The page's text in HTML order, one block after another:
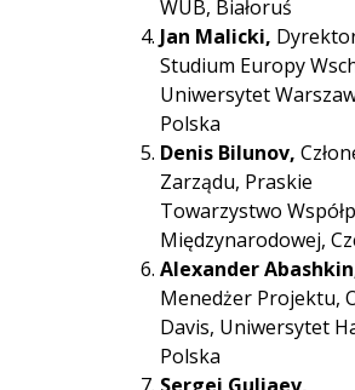
WUB, Białoruś
Jan Malicki,
Studium Europy
Uniwersytet
Polska
Denis Bilunov,
Zarządu, Praskie
Towarzystwo
Międzynarodowej,
Alexander
Menedżer Projektu,
Davis, Uniwersytet
Polska